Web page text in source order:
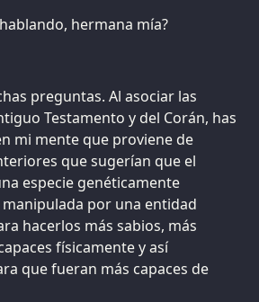
hermana mía?
preguntas. Al asociar las
Testamento y del Corán, has
mi mente que proviene de
que sugerían que el
especie genéticamente
por una entidad
hacerlos más sabios, más
físicamente y así
que fueran más capaces de